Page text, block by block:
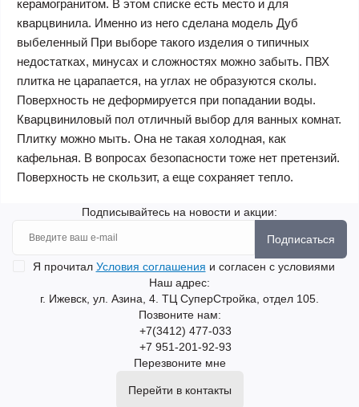
керамогранитом. В этом списке есть место и для
кварцвинила. Именно из него сделана модель Дуб
выбеленный При выборе такого изделия о типичных
недостатках, минусах и сложностях можно забыть. ПВХ
плитка не царапается, на углах не образуются сколы.
Поверхность не деформируется при попадании воды.
Кварцвиниловый пол отличный выбор для ванных комнат.
Плитку можно мыть. Она не такая холодная, как
кафельная. В вопросах безопасности тоже нет претензий.
Поверхность не скользит, а еще сохраняет тепло.
Подписывайтесь на новости и акции:
Подписаться
Я прочитал Условия соглашения и согласен с условиями
Наш адрес:
г. Ижевск, ул. Азина, 4. ТЦ СуперСтройка, отдел 105.
Позвоните нам:
+7(3412) 477-033
+7 951-201-92-93
Перезвоните мне
Перейти в контакты